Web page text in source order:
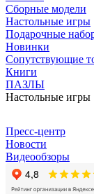
Сборные модели
Настольные игры
Подарочные
Новинки
Сопутствующие
Книги
ПАЗЛЫ
Настольные игры
Пресс-центр
Новости
Видеообзоры